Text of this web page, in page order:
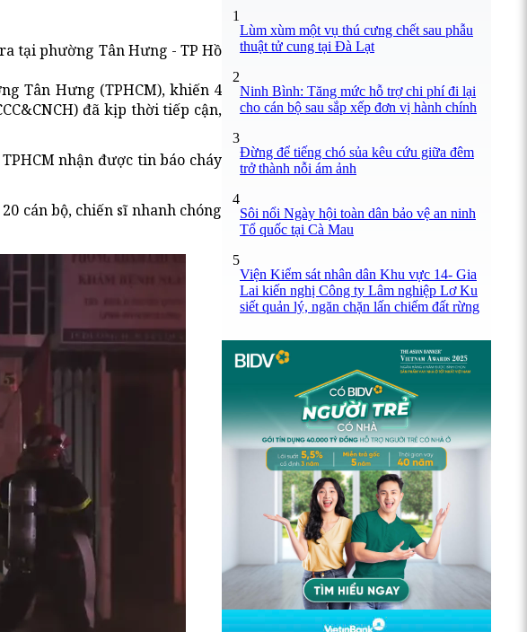
tại phường Tân Hưng - TP Hồ
Tân Hưng (TPHCM), khiến 4
đã kịp thời tiếp cận,
nhận được tin báo cháy
cán bộ, chiến sĩ nhanh chóng
1
Lùm xùm một vụ thú cưng chết sau phẫu
thuật tử cung tại Đà Lạt
2
Ninh Bình: Tăng mức hỗ trợ chi phí đi lại
cho cán bộ sau sắp xếp đơn vị hành chính
3
Đừng để tiếng chó sủa kêu cứu giữa đêm
trở thành nỗi ám ảnh
4
Sôi nổi Ngày hội toàn dân bảo vệ an ninh
Tổ quốc tại Cà Mau
5
Viện Kiểm sát nhân dân Khu vực 14- Gia
Lai kiến nghị Công ty Lâm nghiệp Lơ Ku
siết quản lý, ngăn chặn lấn chiếm đất rừng